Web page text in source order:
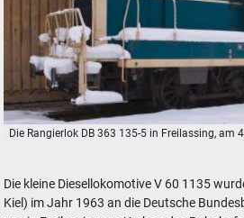
Die Rangierlok DB 363 135-5 in Freilassing, am
Die kleine Diesellokomotive V 60 1135
Kiel) im Jahr 1963 an die Deutsche